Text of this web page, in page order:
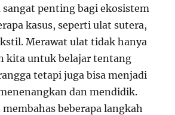
sangat penting bagi ekosistem
kasus, seperti ulat sutera,
Merawat ulat tidak hanya
kita untuk belajar tentang
tetapi juga bisa menjadi
dan mendidik.
beberapa langkah